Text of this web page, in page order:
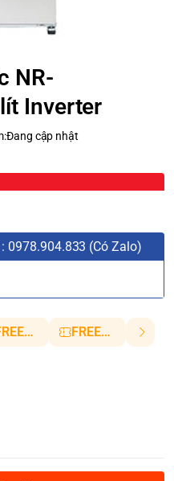
NR-
Inverter
Đang cập nhật
0978.904.833 (Có Zalo)
FREESHIP5 FREESHIP10